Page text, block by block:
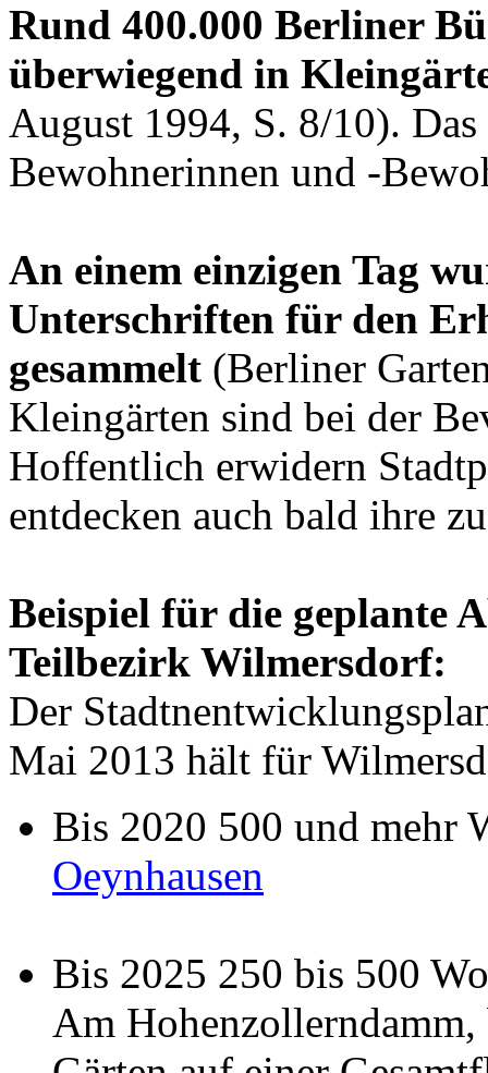
Rund 400.000 Berliner
überwiegend in
August 1994, S. 8/10).
Bewohnerinnen und -
An einem einzigen Tag
Unterschriften für den
gesammelt (Berliner
Kleingärten sind bei der
Hoffentlich erwidern
entdecken auch bald ihre
Beispiel für die geplante
Teilbezirk Wilmersdorf:
Der
Mai 2013 hält für
Bis 2020 500 und mehr
Oeynhausen
Bis 2025 250 bis 500
Am